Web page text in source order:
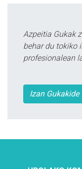
Azpeitia Gukak
behar du tokiko
profesionalean
Izan Gukakide